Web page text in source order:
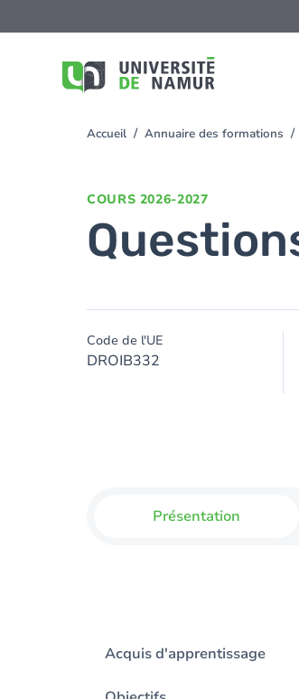
au
You
Accueil Annuaire des formations
COURS 2026-2027
Code de l'UE
DROIB332
Présentation
Acquis d'apprentissage